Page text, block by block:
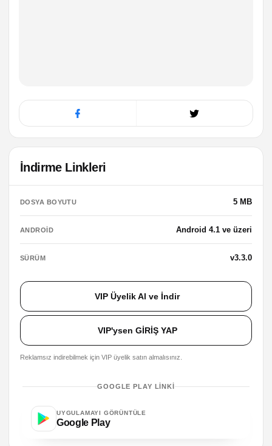
İndirme Linkleri
DOSYA BOYUTU 5 MB
ANDROID Android 4.1 ve üzeri
SÜRÜM v3.3.0
VIP Üyelik Al ve İndir
VIP'ysen GİRİŞ YAP
Reklamsız indirebilmek için VIP üyelik satın almalısınız.
GOOGLE PLAY LINKI
UYGULAMAYI GÖRÜNTÜLE
Google Play